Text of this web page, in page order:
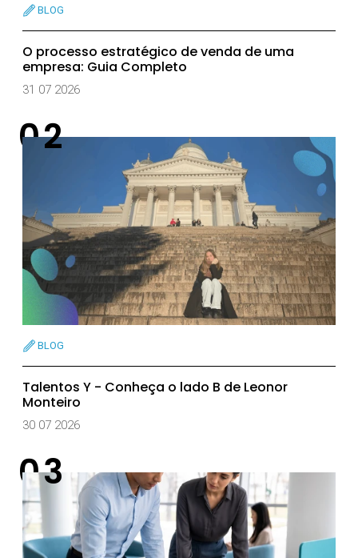
BLOG
O processo estratégico de venda de uma
empresa: Guia Completo
31 07 2026
BLOG
Talentos Y - Conheça o lado B de Leonor
Monteiro
30 07 2026